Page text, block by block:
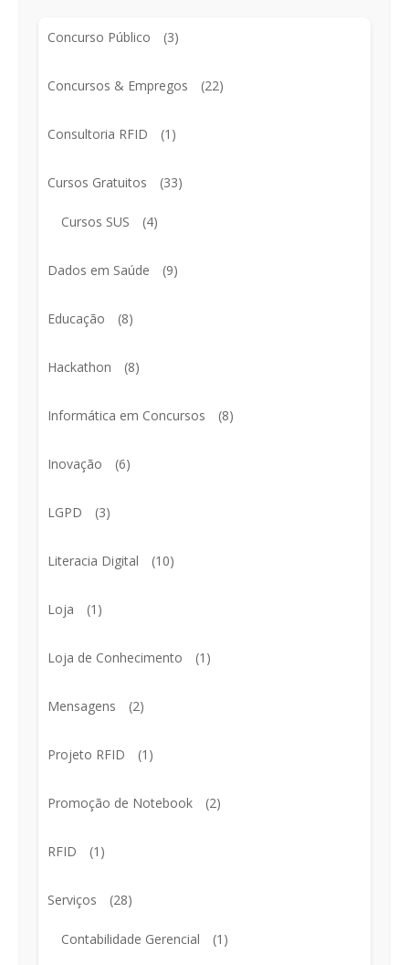
Concurso Público (3)
Concursos & Empregos (22)
Consultoria RFID (1)
Cursos Gratuitos (33)
Cursos SUS (4)
Dados em Saúde (9)
Educação (8)
Hackathon (8)
Informática em Concursos (8)
Inovação (6)
LGPD (3)
Literacia Digital (10)
Loja (1)
Loja de Conhecimento (1)
Mensagens (2)
Projeto RFID (1)
Promoção de Notebook (2)
RFID (1)
Serviços (28)
Contabilidade Gerencial (1)